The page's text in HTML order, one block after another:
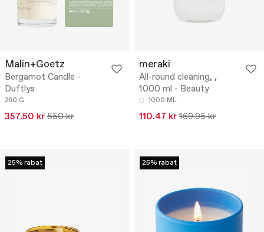
Malin+Goetz
Bergamot Candle -
Duftlys
260 G
357.50 kr 550 kr
meraki
All-round cleaning, ,
1000 ml - Beauty
1000 ML
110.47 kr 169.95 kr
25% rabat 25% rabat